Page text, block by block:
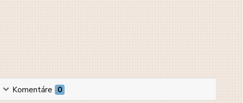
Komentáre 0